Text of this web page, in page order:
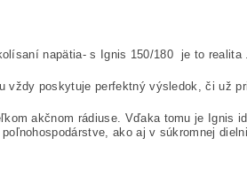
napätia- s Ignis 150/180 je to realita .
vždy poskytuje perfektný výsledok, či už pri
akčnom rádiuse. Vďaka tomu je Ignis
ako aj v súkromnej